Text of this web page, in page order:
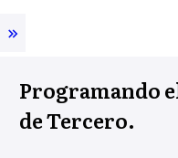
Programando
de Tercero.